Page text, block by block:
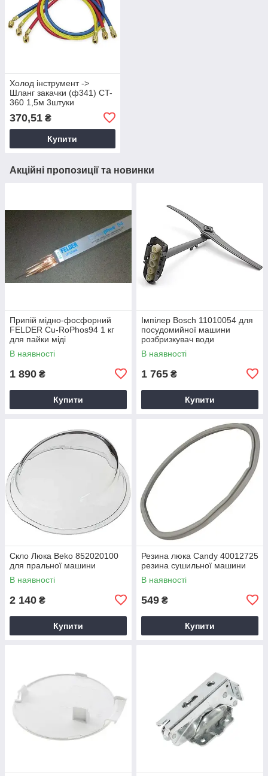
Холод інструмент ->
Шланг закачки (ф341) CT-
360 1,5м 3штуки
370,51 ₴
Купити
Акційні пропозиції та новинки
Припій мідно-фосфорний
FELDER Cu-RoPhos94 1 кг
для пайки міді
В наявності
1 890 ₴
Купити
Імпілер Bosch 11010054 для
посудомийної машини
розбризкувач води
В наявності
1 765 ₴
Купити
Скло Люка Beko 852020100
для пральної машини
В наявності
2 140 ₴
Купити
Резина люка Candy 40012725
резина сушильної машини
В наявності
549 ₴
Купити